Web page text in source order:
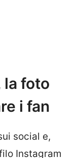
la foto
i fan
social e,
Instagram